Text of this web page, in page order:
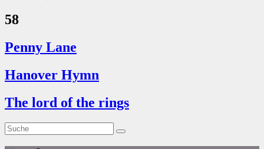
58
Penny Lane
Hanover Hymn
The lord of the rings
Suche
nach:
Suche